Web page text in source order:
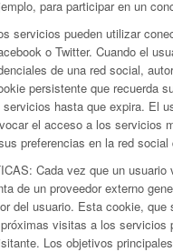
para participar en un
servicios pueden utilizar
o Twitter. Cuando el
de una red social,
persistente que recuerda
hasta que expira. El
el acceso a los servicios
preferencias en la red
Cada vez que un usuario
de un proveedor externo
del usuario. Esta cookie, que
visitas a los servicios
Los objetivos